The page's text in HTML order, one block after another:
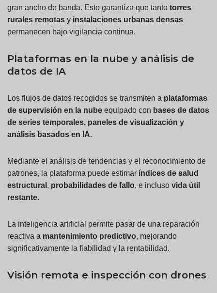
gran ancho de banda. Esto garantiza que tanto torres
rurales remotas y instalaciones urbanas densas
permanecen bajo vigilancia continua.
Plataformas en la nube y análisis de
datos de IA
Los flujos de datos recogidos se transmiten a plataformas
de supervisión en la nube equipado con bases de datos
de series temporales, paneles de visualización y
análisis basados en IA.
Mediante el análisis de tendencias y el reconocimiento de
patrones, la plataforma puede estimar índices de salud
estructural , probabilidades de fallo, e incluso vida útil
restante.
La inteligencia artificial permite pasar de una reparación
reactiva a mantenimiento predictivo, mejorando
significativamente la fiabilidad y la rentabilidad.
Visión remota e inspección con drones